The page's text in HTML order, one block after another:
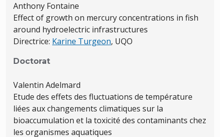
Anthony Fontaine
Effect of growth on mercury concentrations in fish
around hydroelectric infrastructures
Directrice: Karine Turgeon, UQO
Doctorat
Valentin Adelmard
Etude des effets des fluctuations de température
liées aux changements climatiques sur la
bioaccumulation et la toxicité des contaminants chez
les organismes aquatiques